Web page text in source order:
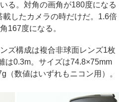
る。対角の画角が180度になる
したカメラの時だけだ。1.6倍
167度になる。
ズ構成は複合非球面レンズ1枚
は0.3m。サイズは74.8×75mm
（数値はいずれもニコン用）。